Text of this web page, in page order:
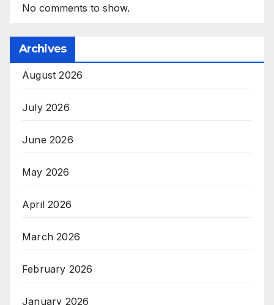
No comments to show.
Archives
August 2026
July 2026
June 2026
May 2026
April 2026
March 2026
February 2026
January 2026